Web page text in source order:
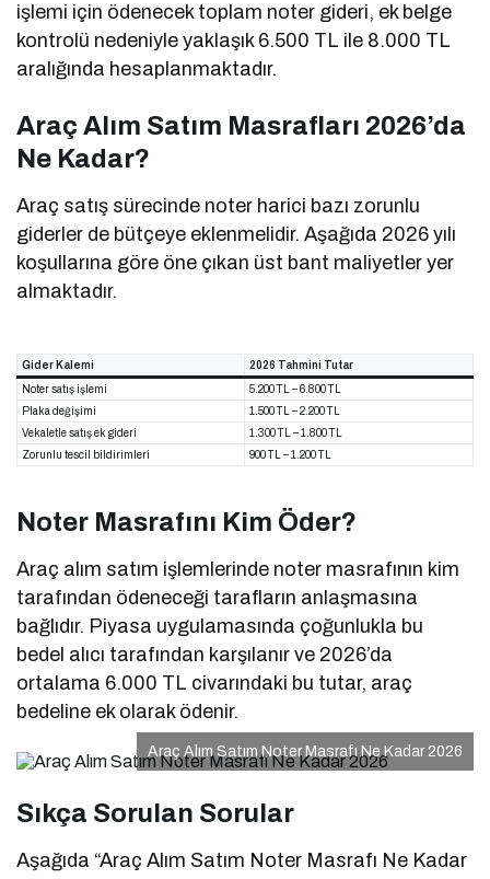
işlemi için ödenecek toplam noter gideri, ek belge
kontrolü nedeniyle yaklaşık 6.500 TL ile 8.000 TL
aralığında hesaplanmaktadır.
Araç Alım Satım Masrafları 2026’da
Ne Kadar?
Araç satış sürecinde noter harici bazı zorunlu
giderler de bütçeye eklenmelidir. Aşağıda 2026 yılı
koşullarına göre öne çıkan üst bant maliyetler yer
almaktadır.
Gider Kalemi
2026 Tahmini Tutar
Noter satış işlemi
5.200 TL – 6.800 TL
Plaka değişimi
1.500 TL – 2.200 TL
Vekaletle satış ek gideri
1.300 TL – 1.800 TL
Zorunlu tescil bildirimleri
900 TL – 1.200 TL
Noter Masrafını Kim Öder?
Araç alım satım işlemlerinde noter masrafının kim
tarafından ödeneceği tarafların anlaşmasına
bağlıdır. Piyasa uygulamasında çoğunlukla bu
bedel alıcı tarafından karşılanır ve 2026’da
ortalama 6.000 TL civarındaki bu tutar, araç
bedeline ek olarak ödenir.
Araç Alım Satım Noter Masrafı Ne Kadar 2026
Sıkça Sorulan Sorular
Aşağıda “Araç Alım Satım Noter Masrafı Ne Kadar